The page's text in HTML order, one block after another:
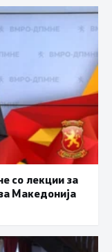
со лекции за
Македонија